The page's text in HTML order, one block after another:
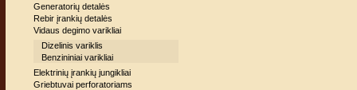
Generatorių detalės
Rebir įrankių detalės
Vidaus degimo varikliai
Dizelinis variklis
Benzininiai varikliai
Elektrinių įrankių jungikliai
Griebtuvai perforatoriams